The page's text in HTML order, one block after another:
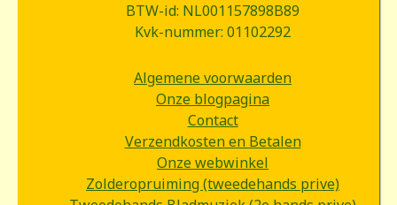
BTW-id: NL001157898B89
Kvk-nummer: 01102292
Algemene voorwaarden
Onze blogpagina
Contact
Verzendkosten en Betalen
Onze webwinkel
Zolderopruiming (tweedehands prive)